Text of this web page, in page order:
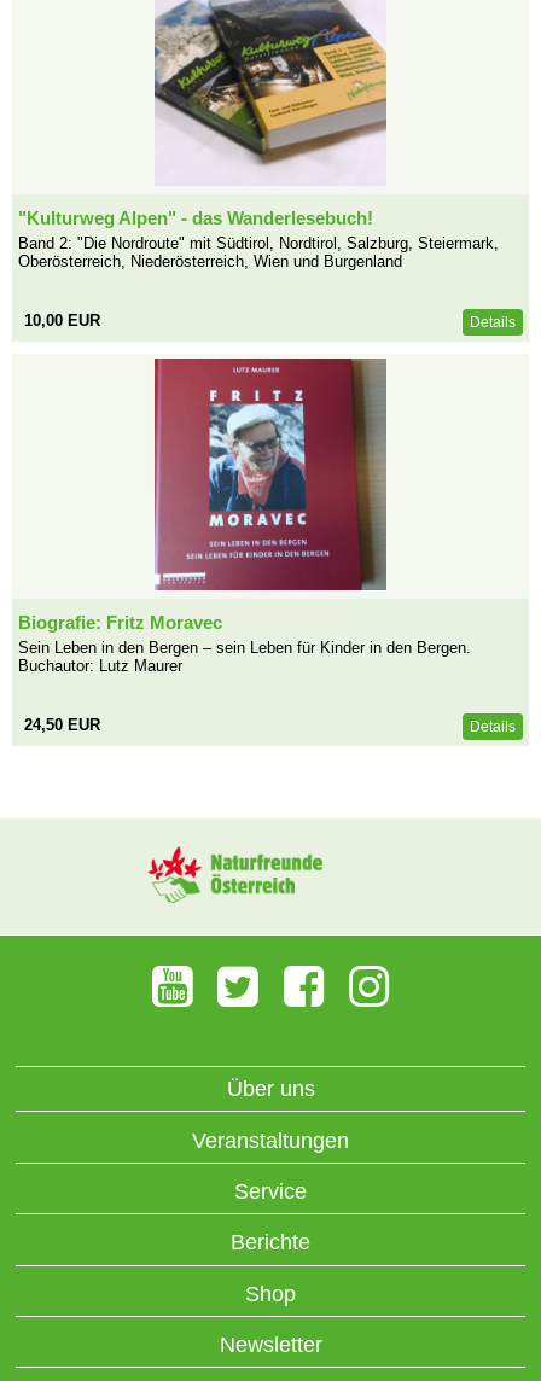
"Kulturweg Alpen" - das Wanderlesebuch!
Band 2: "Die Nordroute" mit Südtirol, Nordtirol, Salzburg, Steiermark,
Oberösterreich, Niederösterreich, Wien und Burgenland
10,00 EUR Details
Biografie: Fritz Moravec
Sein Leben in den Bergen – sein Leben für Kinder in den Bergen.
Buchautor: Lutz Maurer
24,50 EUR Details
Über uns
Veranstaltungen
Service
Berichte
Shop
Newsletter